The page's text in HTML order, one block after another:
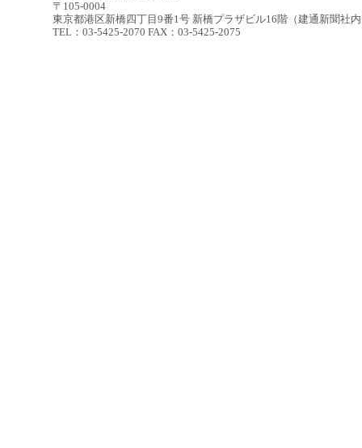
〒105-0004
東京都港区新橋四丁目9番1号 新橋プラザビル16階（建通新聞社
TEL：03-5425-2070 FAX：03-5425-2075